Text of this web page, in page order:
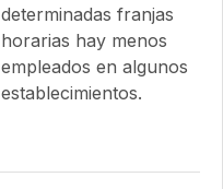
determinadas franjas
horarias hay menos
empleados en algunos
establecimientos.